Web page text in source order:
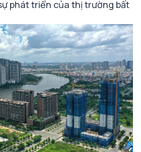
phát triển của thị trường bất